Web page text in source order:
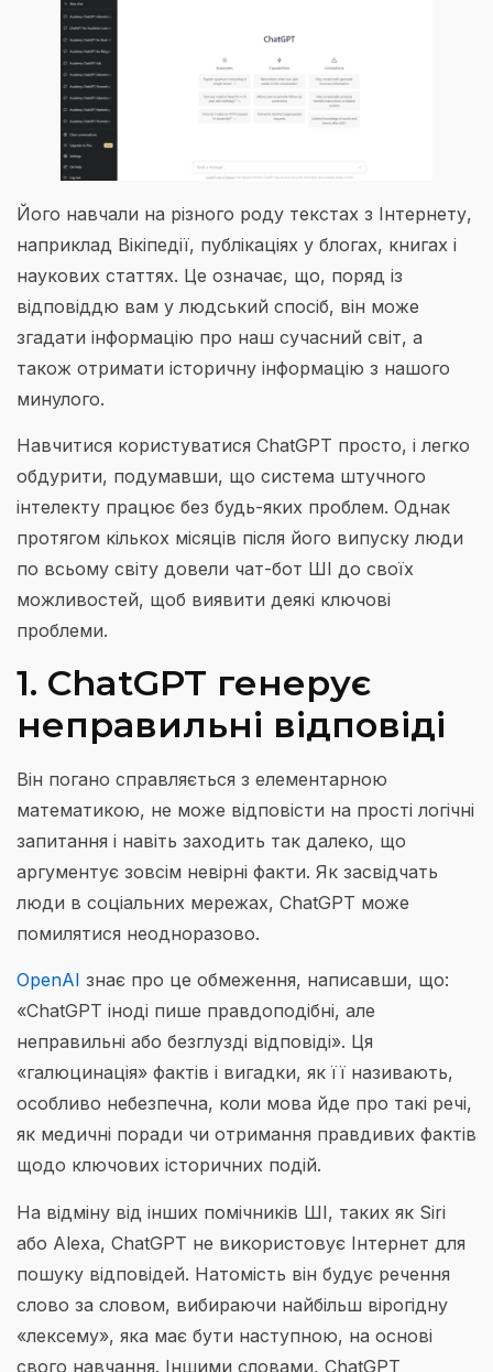
Його навчали на різного роду текстах з Інтернету,
наприклад Вікіпедії, публікаціях у блогах, книгах і
наукових статтях. Це означає, що, поряд із
відповіддю вам у людський спосіб, він може
згадати інформацію про наш сучасний світ, а
також отримати історичну інформацію з нашого
минулого.
Навчитися користуватися ChatGPT просто, і легко
обдурити, подумавши, що система штучного
інтелекту працює без будь-яких проблем. Однак
протягом кількох місяців після його випуску люди
по всьому світу довели чат-бот ШІ до своїх
можливостей, щоб виявити деякі ключові
проблеми.
1. ChatGPT генерує
неправильні відповіді
Він погано справляється з елементарною
математикою, не може відповісти на прості логічні
запитання і навіть заходить так далеко, що
аргументує зовсім невірні факти. Як засвідчать
люди в соціальних мережах, ChatGPT може
помилятися неодноразово.
OpenAI знає про це обмеження, написавши, що:
«ChatGPT іноді пише правдоподібні, але
неправильні або безглузді відповіді». Ця
«галюцинація» фактів і вигадки, як її називають,
особливо небезпечна, коли мова йде про такі речі,
як медичні поради чи отримання правдивих фактів
щодо ключових історичних подій.
На відміну від інших помічників ШІ, таких як Siri
або Alexa, ChatGPT не використовує Інтернет для
пошуку відповідей. Натомість він будує речення
слово за словом, вибираючи найбільш вірогідну
«лексему», яка має бути наступною, на основі
свого навчання. Іншими словами, ChatGPT